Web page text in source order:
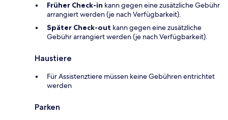
Früher Check-in kann gegen eine zusätzliche Gebühr
arrangiert werden (je nach Verfügbarkeit).
Später Check-out kann gegen eine zusätzliche
Gebühr arrangiert werden (je nach Verfügbarkeit).
Haustiere
Für Assistenztiere müssen keine Gebühren entrichtet
werden
Parken